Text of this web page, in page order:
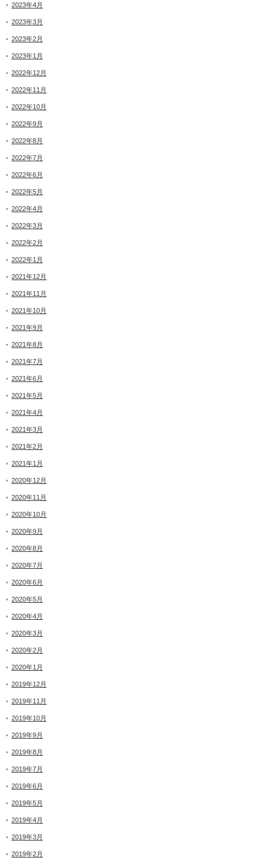
2023年4月
2023年3月
2023年2月
2023年1月
2022年12月
2022年11月
2022年10月
2022年9月
2022年8月
2022年7月
2022年6月
2022年5月
2022年4月
2022年3月
2022年2月
2022年1月
2021年12月
2021年11月
2021年10月
2021年9月
2021年8月
2021年7月
2021年6月
2021年5月
2021年4月
2021年3月
2021年2月
2021年1月
2020年12月
2020年11月
2020年10月
2020年9月
2020年8月
2020年7月
2020年6月
2020年5月
2020年4月
2020年3月
2020年2月
2020年1月
2019年12月
2019年11月
2019年10月
2019年9月
2019年8月
2019年7月
2019年6月
2019年5月
2019年4月
2019年3月
2019年2月